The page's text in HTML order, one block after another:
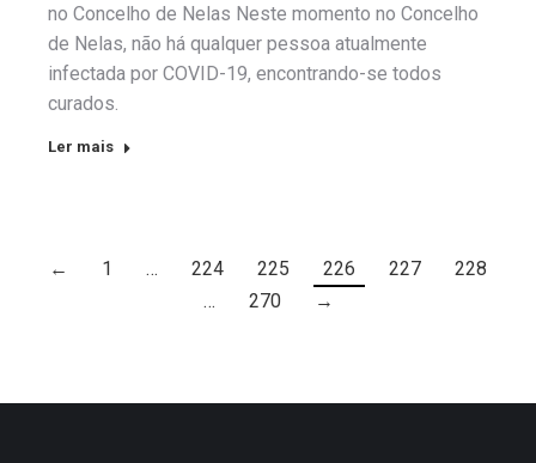
no Concelho de Nelas Neste momento no Concelho
de Nelas, não há qualquer pessoa atualmente
infectada por COVID-19, encontrando-se todos
curados.
Ler mais
← 1 … 224 225 226 227
228
…
270 →